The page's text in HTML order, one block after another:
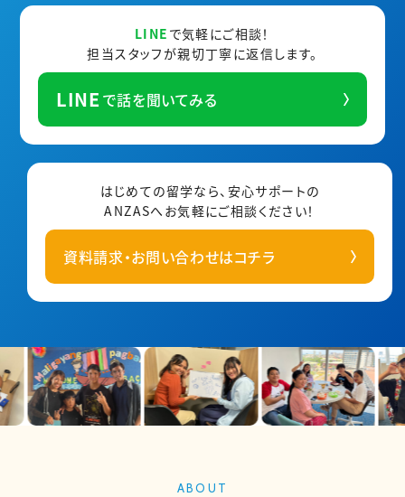
LINE で気軽にご相談！
担当スタッフが親切丁寧に返信します。
LINEで話を聞いてみる
はじめての留学なら、安心サポートの
ANZASへ お気軽にご相談ください！
資料請求・お問い合わせはコチラ
ABOUT